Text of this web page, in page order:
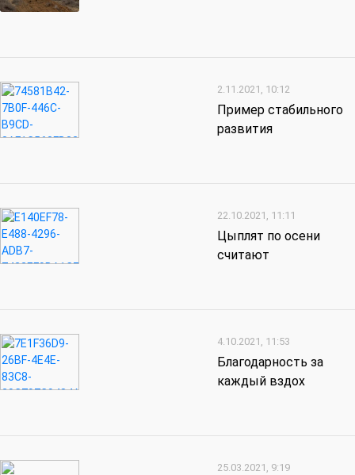
2.11.2021, 10:12
Пример стабильного
развития
22.10.2021, 11:11
Цыплят по осени
считают
4.10.2021, 11:53
Благодарность за
каждый вздох
25.03.2021, 9:19